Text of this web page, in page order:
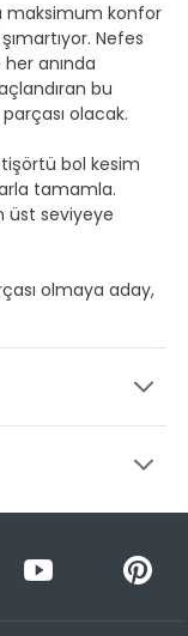
maksimum konfor
Nefes
her anında
bu
olacak.
bol kesim
tamamla.
üst seviyeye
olmaya aday,
PTT,
edilir.
Taksitli Tutar
Toplam